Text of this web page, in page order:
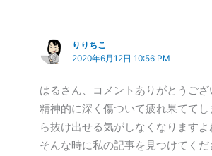
りりちこ
2020年6月12日 10:56 PM
はるさん、コメントありがとうござ
精神的に深く傷ついて疲れ果てて
ら抜け出せる気がしなくなりますよ
そんな時に私の記事を見つけてくだ